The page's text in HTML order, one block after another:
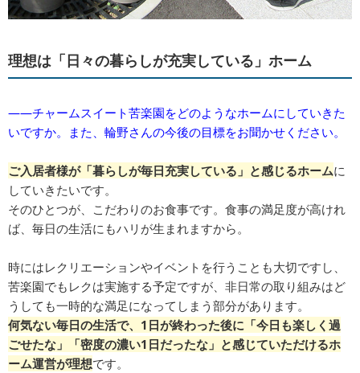
理想は「日々の暮らしが充実している」ホーム
――チャームスイート苦楽園をどのようなホームにしていきた
いですか。また、輪野さんの今後の目標をお聞かせください。
ご入居者様が「暮らしが毎日充実している」と感じるホームに
していきたいです。
そのひとつが、こだわりのお食事です。食事の満足度が高けれ
ば、毎日の生活にもハリが生まれますから。
時にはレクリエーションやイベントを行うことも大切ですし、
苦楽園でもレクは実施する予定ですが、非日常の取り組みはど
うしても一時的な満足になってしまう部分があります。
何気ない毎日の生活で、1日が終わった後に「今日も楽しく過
ごせたな」「密度の濃い1日だったな」と感じていただけるホ
ーム運営が理想です。